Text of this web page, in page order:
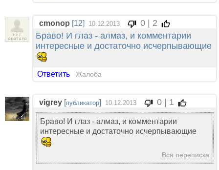
cmonop [12] 10.12.2013
0 | 2
Браво! И глаз - алмаз, и комментарии
интересные и достаточно исчерпывающие
Ответить Жалоба
vigrey [публикатор] 10.12.2013 0 | 1
Браво! И глаз - алмаз, и комментарии
интересные и достаточно исчерпывающие
Вся переписка